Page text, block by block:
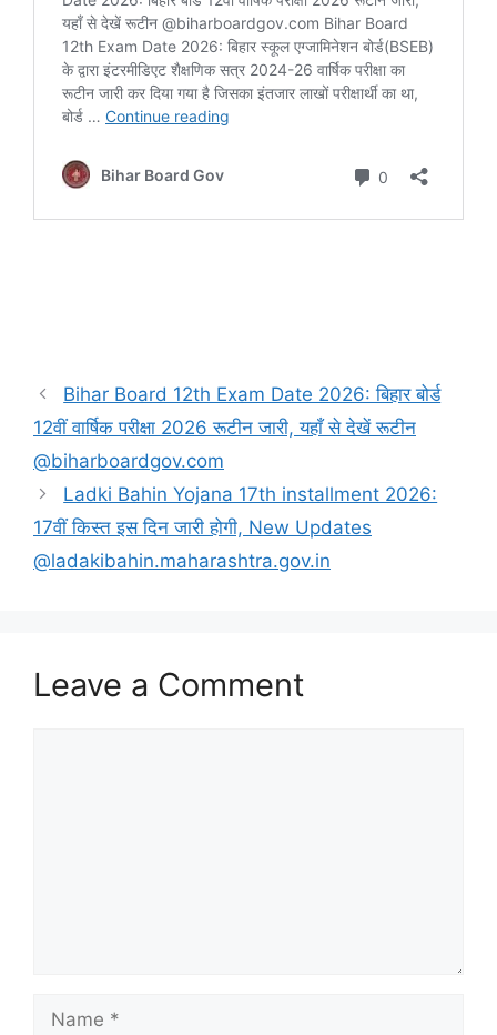
Bihar Board 12th Exam Date 2026: बिहार बोर्ड
12वीं वार्षिक परीक्षा 2026 रूटीन जारी, यहाँ से देखें रूटीन
@biharboardgov.com
Ladki Bahin Yojana 17th installment 2026:
17वीं किस्त इस दिन जारी होगी, New Updates
@ladakibahin.maharashtra.gov.in
Leave a Comment